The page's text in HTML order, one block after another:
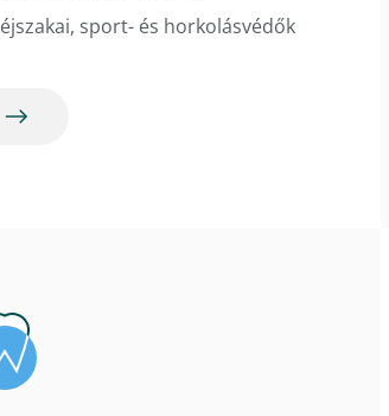
éjszakai, sport- és horkolásvédők